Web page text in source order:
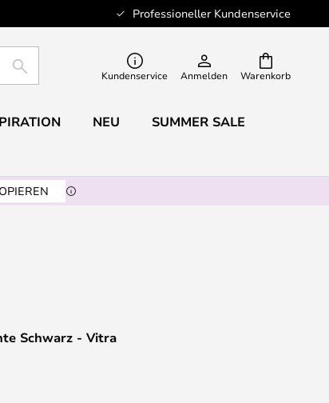
Professioneller Kundenservice
Warenkorb
SUCHE Kundenservice Anmelden
NEU SUMMER SALE
Schwarz - Vitra